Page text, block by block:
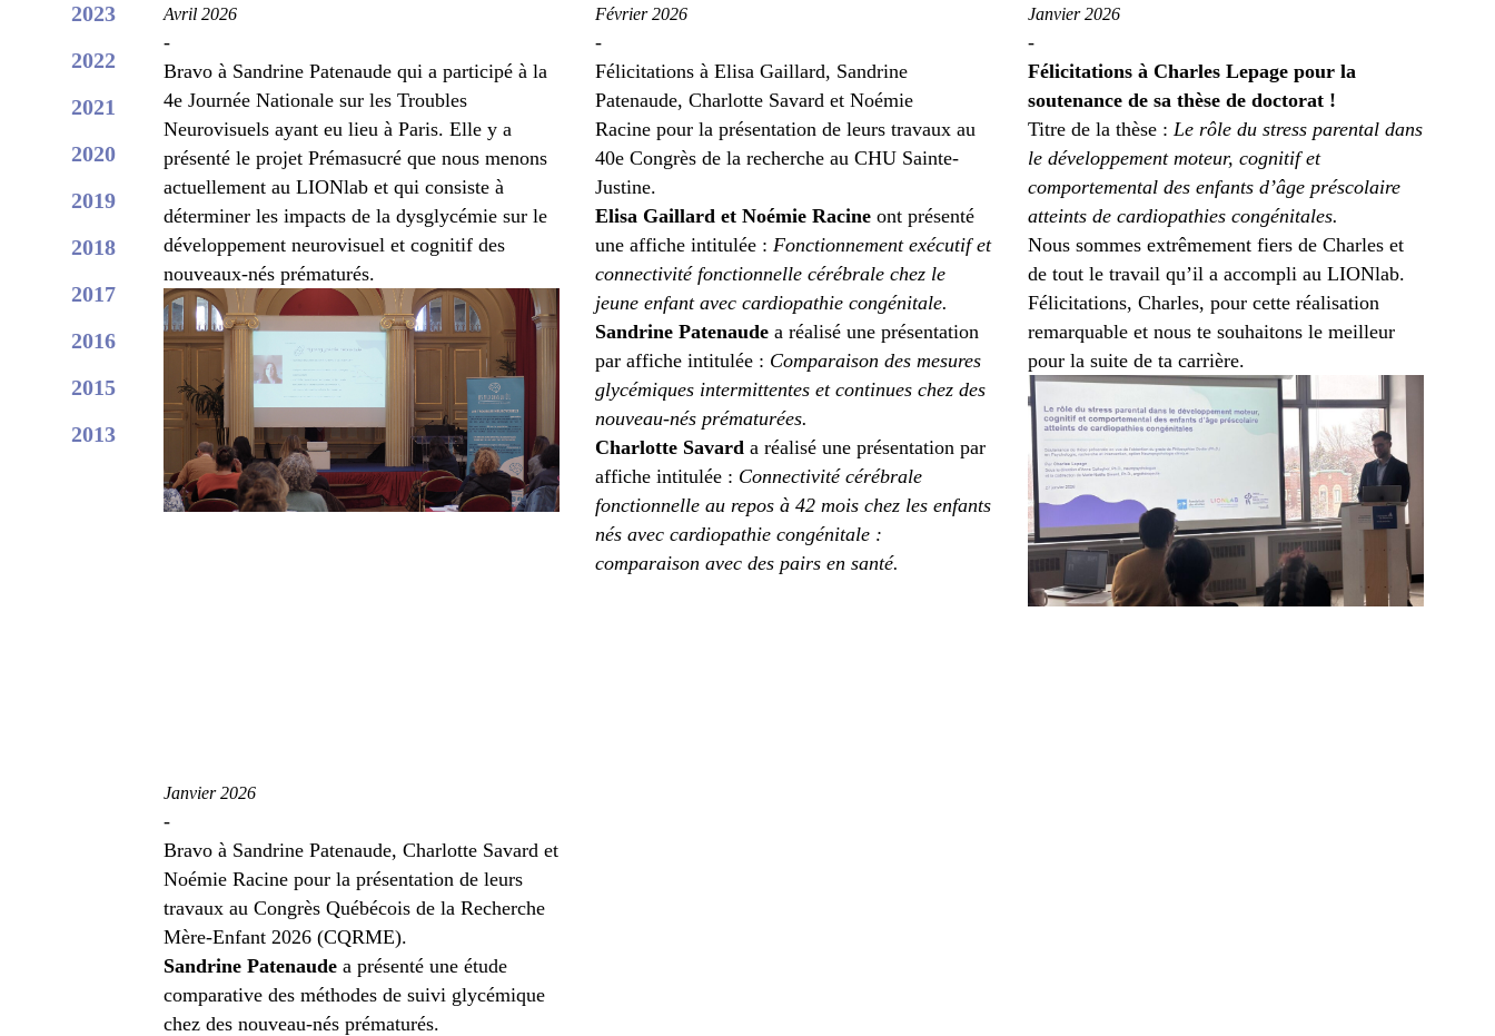
2023
2022
2021
2020
2019
2018
2017
2016
2015
2013
Avril 2026
-
Bravo à Sandrine Patenaude qui a participé à la
4e Journée Nationale sur les Troubles
Neurovisuels ayant eu lieu à Paris. Elle y a
présenté le projet Prémasucré que nous menons
actuellement au LIONlab et qui consiste à
déterminer les impacts de la dysglycémie sur le
développement neurovisuel et cognitif des
nouveaux-nés prématurés.
Février 2026
-
Félicitations à Elisa Gaillard, Sandrine
Patenaude, Charlotte Savard et Noémie
Racine pour la présentation de leurs travaux au
40eCongrès de la recherche au CHU Sainte-
Justine.
Elisa Gaillard et Noémie Racine ont présenté
une affiche intitulée :Fonctionnement exécutif et
connectivité fonctionnelle cérébrale chez le
jeune enfant avec cardiopathie congénitale.
Sandrine Patenaudea réalisé une présentation
par affiche intitulée : Comparaison des mesures
glycémiques intermittentes et continues chez des
nouveau-nés prématurées.
Charlotte Savarda réalisé une présentation par
affiche intitulée : Connectivité cérébrale
fonctionnelle au repos à 42 mois chez les enfants
nés avec cardiopathie congénitale :
comparaison avec des pairs en santé.
Janvier 2026
-
Félicitations à Charles Lepage pour la
soutenance de sa thèse de doctorat !
Titre de la thèse : Le rôle du stress parental dans
le développement moteur, cognitif et
comportemental des enfants d’âge préscolaire
atteints de cardiopathies congénitales.
Nous sommes extrêmement fiers de Charles et
de tout le travail qu’il a accompli au LIONlab.
Félicitations, Charles, pour cette réalisation
remarquable et nous te souhaitons le meilleur
pour la suite de ta carrière.
Janvier 2026
-
Bravo à Sandrine Patenaude, Charlotte Savard et
Noémie Racine pour la présentation de leurs
travaux au Congrès Québécois de la Recherche
Mère-Enfant 2026 (CQRME).
Sandrine Patenaude a présenté une étude
comparative des méthodes de suivi glycémique
chez des nouveau-nés prématurés.